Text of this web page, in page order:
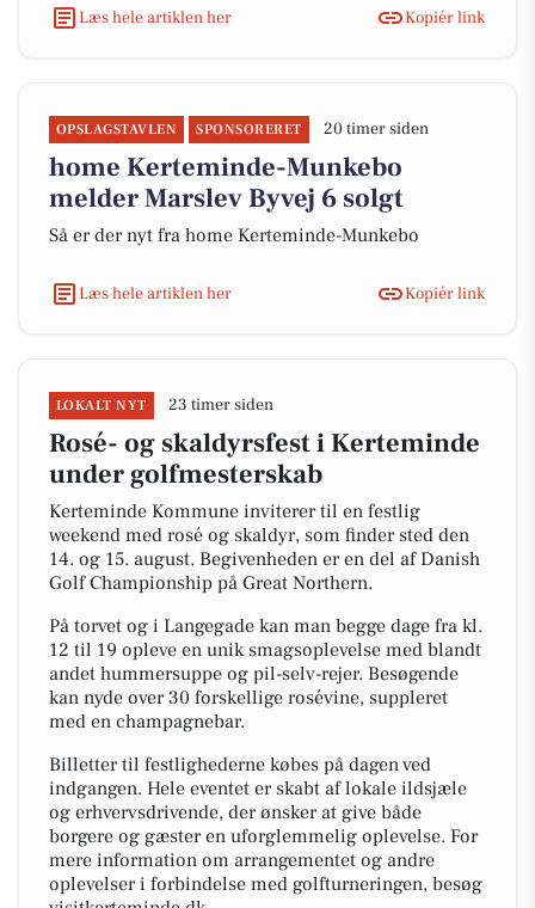
Læs hele artiklen her
Kopiér link
OPSLAGSTAVLEN SPONSORERET 20 timer siden
home Kerteminde-Munkebo
melder Marslev Byvej 6 solgt
Så er der nyt fra home Kerteminde-Munkebo
Læs hele artiklen her Kopiér link
LOKALT NYT 23 timer siden
Rosé- og skaldyrsfest i Kerteminde
under golfmesterskab
Kerteminde Kommune inviterer til en festlig
weekend med rosé og skaldyr, som finder sted den
14. og 15. august. Begivenheden er en del af Danish
Golf Championship på Great Northern.
På torvet og i Langegade kan man begge dage fra kl.
12 til 19 opleve en unik smagsoplevelse med blandt
andet hummersuppe og pil-selv-rejer. Besøgende
kan nyde over 30 forskellige rosévine, suppleret
med en champagnebar.
Billetter til festlighederne købes på dagen ved
indgangen. Hele eventet er skabt af lokale ildsjæle
og erhvervsdrivende, der ønsker at give både
borgere og gæster en uforglemmelig oplevelse. For
mere information om arrangementet og andre
oplevelser i forbindelse med golfturneringen, besøg